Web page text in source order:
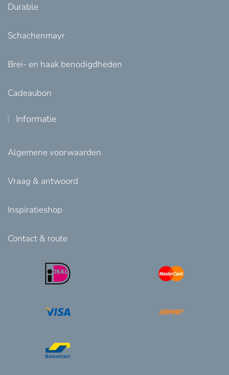
Durable
Schachenmayr
Brei- en haak benodigdheden
Cadeaubon
Informatie
Algemene voorwaarden
Vraag & antwoord
Inspiratieshop
Contact & route